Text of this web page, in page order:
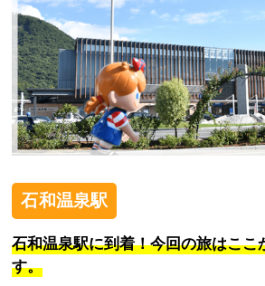
石和温泉駅
石和温泉駅に到着！今回の旅はここ
す。